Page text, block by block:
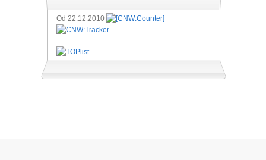
Od 22.12.2010